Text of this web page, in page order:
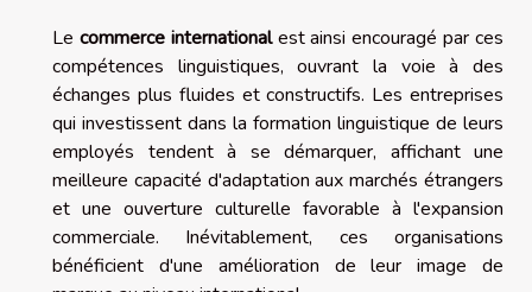
Le commerce internationalest ainsi encouragé par ces
compétences linguistiques, ouvrant la voie à des
échanges plus fluides et constructifs. Les entreprises
qui investissent dans la formation linguistique de leurs
employés tendent à se démarquer, affichant une
meilleure capacité d'adaptation aux marchés étrangers
et une ouverture culturelle favorable à l'expansion
commerciale. Inévitablement, ces organisations
bénéficient d'une amélioration de leur image de